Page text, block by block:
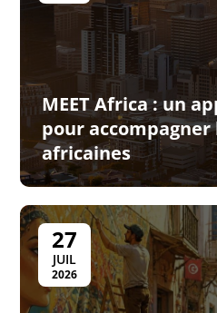
MEET Africa : un
pour accompagner
africaines
27
JUIL
2026